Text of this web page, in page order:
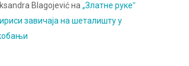
Blagojevićна„Златне рукеˮ
завичаја на шеталишту у